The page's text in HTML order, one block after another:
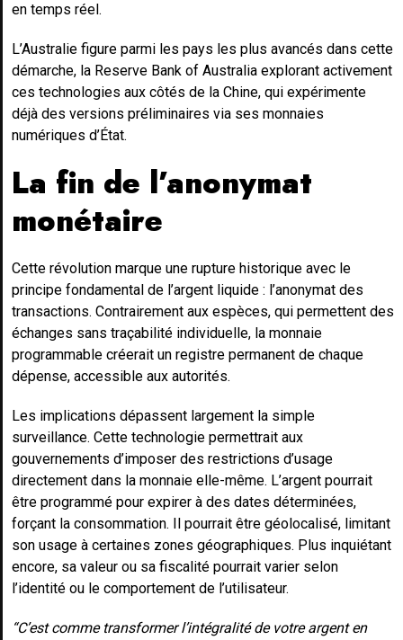
en temps réel.
L’Australie figure parmi les pays les plus avancés dans cette
démarche, la Reserve Bank of Australia explorant activement
ces technologies aux côtés de la Chine, qui expérimente
déjà des versions préliminaires via ses monnaies
numériques d’État.
La fin de l’anonymat
monétaire
Cette révolution marque une rupture historique avec le
principe fondamental de l’argent liquide : l’anonymat des
transactions. Contrairement aux espèces, qui permettent des
échanges sans traçabilité individuelle, la monnaie
programmable créerait un registre permanent de chaque
dépense, accessible aux autorités.
Les implications dépassent largement la simple
surveillance. Cette technologie permettrait aux
gouvernements d’imposer des restrictions d’usage
directement dans la monnaie elle-même. L’argent pourrait
être programmé pour expirer à des dates déterminées,
forçant la consommation. Il pourrait être géolocalisé, limitant
son usage à certaines zones géographiques. Plus inquiétant
encore, sa valeur ou sa fiscalité pourrait varier selon
l’identité ou le comportement de l’utilisateur.
“C’est comme transformer l’intégralité de votre argent en